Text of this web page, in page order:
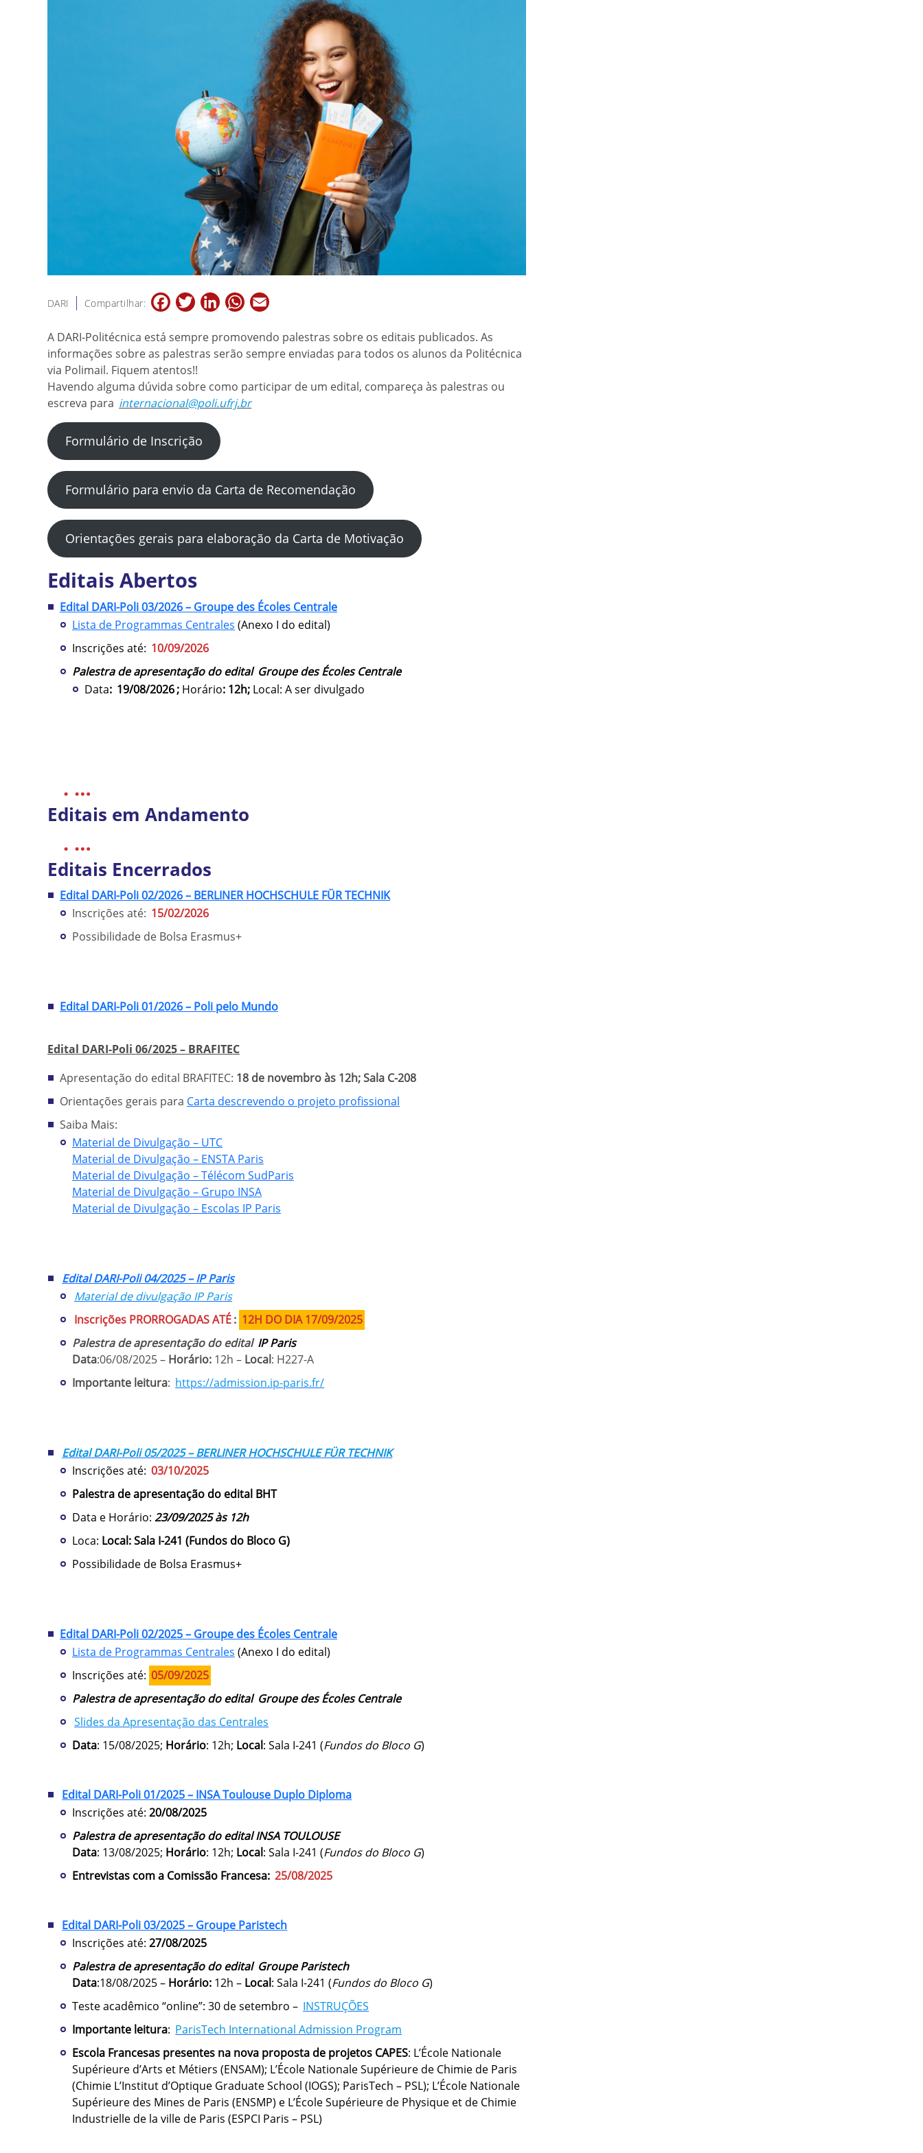
DARI Compartilhar: FacebookTwitterLinkedInWhatsApp
A DARI-Politécnica está sempre promovendo palestras sobre os editais publicados. As
informações sobre as palestras serão sempre enviadas para todos os alunos da Politécnica
via Polimail. Fiquem atentos!!
Havendo alguma dúvida sobre como participar de um edital, compareça às palestras ou
escreva para internacional@poli.ufrj.br
Formulário de Inscrição
Formulário para envio da Carta de Recomendação
Orientações gerais para elaboração da Carta de Motivação
Editais Abertos
Edital DARI-Poli 03/2026 – Groupe des Écoles Centrale
Lista de Programmas Centrales (Anexo I do edital)
Inscrições até: 10/09/2026
Palestra de apresentação do edital Groupe des Écoles Centrale
Data: 19/08/2026; Horário: 12h; Local: A ser divulgado
. …
Editais em Andamento
. …
Editais Encerrados
Edital DARI-Poli 02/2026 – BERLINER HOCHSCHULE FÜR TECHNIK
Inscrições até: 15/02/2026
Possibilidade de Bolsa Erasmus+
Edital DARI-Poli 01/2026 – Poli pelo Mundo
Edital DARI-Poli 06/2025 – BRAFITEC
Apresentação do edital BRAFITEC: 18 de novembro às 12h; Sala C-208
Orientações gerais para Carta descrevendo o projeto profissional
Saiba Mais:
Material de Divulgação – UTC
Material de Divulgação – ENSTA Paris
Material de Divulgação – Télécom SudParis
Material de Divulgação – Grupo INSA
Material de Divulgação – Escolas IP Paris
Edital DARI-Poli 04/2025 –IP Paris
Material de divulgação IP Paris
Inscrições PRORROGADAS ATÉ: 12H DO DIA 17/09/2025
Palestra de apresentação do edital IP Paris
Data:06/08/2025 – Horário: 12h – Local: H227-A
Importante leitura: https://admission.ip-paris.fr/
Edital DARI-Poli 05/2025 – BERLINER HOCHSCHULE FÜR TECHNIK
Inscrições até: 03/10/2025
Palestra de apresentação do edital BHT
Data e Horário: 23/09/2025 às 12h
Loca: Local: Sala I-241 (Fundos do Bloco G)
Possibilidade de Bolsa Erasmus+
Edital DARI-Poli 02/2025 – Groupe des Écoles Centrale
Lista de Programmas Centrales (Anexo I do edital)
Inscrições até: 05/09/2025
Palestra de apresentação do edital Groupe des Écoles Centrale
Slides da Apresentação das Centrales
Data: 15/08/2025; Horário: 12h; Local: Sala I-241 (Fundos do Bloco G)
Edital DARI-Poli 01/2025 – INSA Toulouse Duplo Diploma
Inscrições até: 20/08/2025
Palestra de apresentação do edital INSA TOULOUSE
Data: 13/08/2025; Horário: 12h; Local: Sala I-241 (Fundos do Bloco G)
Entrevistas com a Comissão Francesa: 25/08/2025
Edital DARI-Poli 03/2025 – Groupe Paristech
Inscrições até: 27/08/2025
Palestra de apresentação do edital Groupe Paristech
Data:18/08/2025 – Horário: 12h – Local: Sala I-241 (Fundos do Bloco G)
Teste acadêmico “online”: 30 de setembro – INSTRUÇÕES
Importante leitura: ParisTech International Admission Program
Escola Francesas presentes na nova proposta de projetos CAPES: L’École Nationale
Supérieure d’Arts et Métiers (ENSAM); L’École Nationale Supérieure de Chimie de Paris
(Chimie L’Institut d’Optique Graduate School (IOGS); ParisTech – PSL); L’École Nationale
Supérieure des Mines de Paris (ENSMP) e L’École Supérieure de Physique et de Chimie
Industrielle de la ville de Paris (ESPCI Paris – PSL)